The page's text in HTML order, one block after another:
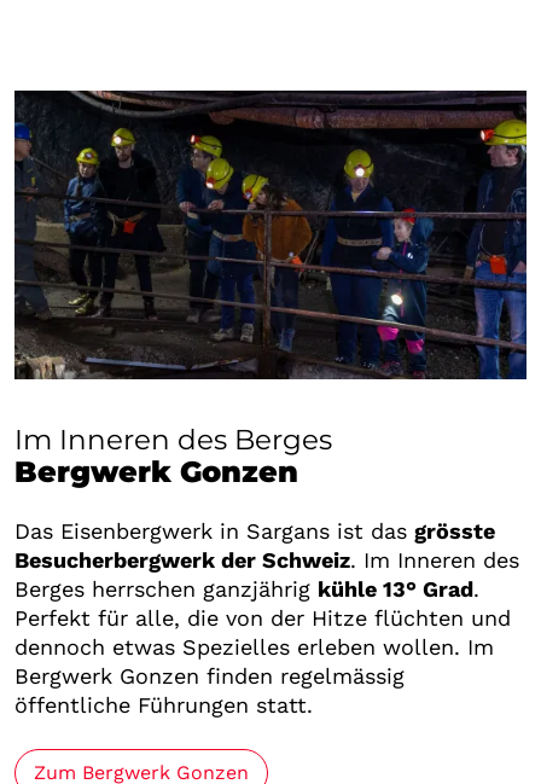
Im Inneren des Berges
Bergwerk Gonzen
Das Eisenbergwerk in Sargans ist das grösste
Besucherbergwerk der Schweiz. Im Inneren des
Berges herrschen ganzjährig kühle 13° Grad.
Perfekt für alle, die von der Hitze flüchten und
dennoch etwas Spezielles erleben wollen. Im
Bergwerk Gonzen finden regelmässig
öffentliche Führungen statt.
Zum Bergwerk Gonzen